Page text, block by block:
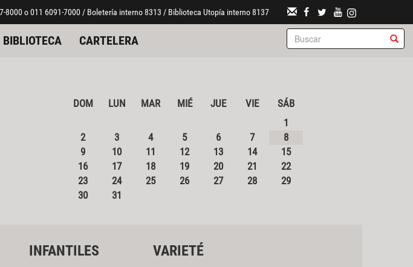
8000 o 011 6091-7000 / Boletería interno 8313 / Biblioteca Utopía interno 8137
BIBLIOTECA CARTELERA
DOM LUN MAR MIÉ JUE VIE
SÁB
1
2
3 4 5 6 7
8
9
10 11 12 13 14
15
16
17 18 19 20 21
22
23
24 25 26 27 28
29
30
31
INFANTILES VARIETÉ